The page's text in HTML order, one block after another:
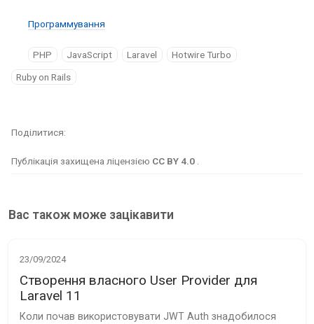
Программування
PHP JavaScript Laravel
Hotwire Turbo
Ruby on Rails
Публікація захищена ліцензією CC BY 4.0
Поділитися
Вас також може зацікавити
23/09/2024
Створення власного User Provider для
Laravel 11
Коли почав використовувати JWT Auth знадобилося